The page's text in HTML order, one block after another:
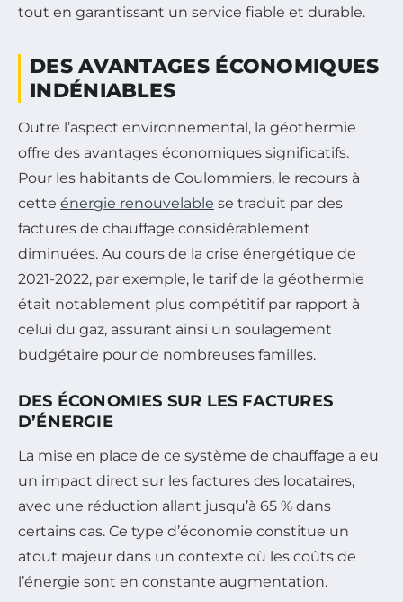
tout en garantissant un service fiable et durable.
DES AVANTAGES ÉCONOMIQUES
INDÉNIABLES
Outre l’aspect environnemental, la géothermie
offre des avantages économiques significatifs.
Pour les habitants de Coulommiers, le recours à
cette énergie renouvelable se traduit par des
factures de chauffage considérablement
diminuées. Au cours de la crise énergétique de
2021-2022, par exemple, le tarif de la géothermie
était notablement plus compétitif par rapport à
celui du gaz, assurant ainsi un soulagement
budgétaire pour de nombreuses familles.
DES ÉCONOMIES SUR LES FACTURES
D’ÉNERGIE
La mise en place de ce système de chauffage a eu
un impact direct sur les factures des locataires,
avec une réduction allant jusqu’à 65 % dans
certains cas. Ce type d’économie constitue un
atout majeur dans un contexte où les coûts de
l’énergie sont en constante augmentation.